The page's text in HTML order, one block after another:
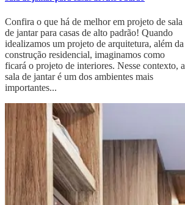
Confira o que há de melhor em projeto de sala
de jantar para casas de alto padrão! Quando
idealizamos um projeto de arquitetura, além da
construção residencial, imaginamos como
ficará o projeto de interiores. Nesse contexto, a
sala de jantar é um dos ambientes mais
importantes...